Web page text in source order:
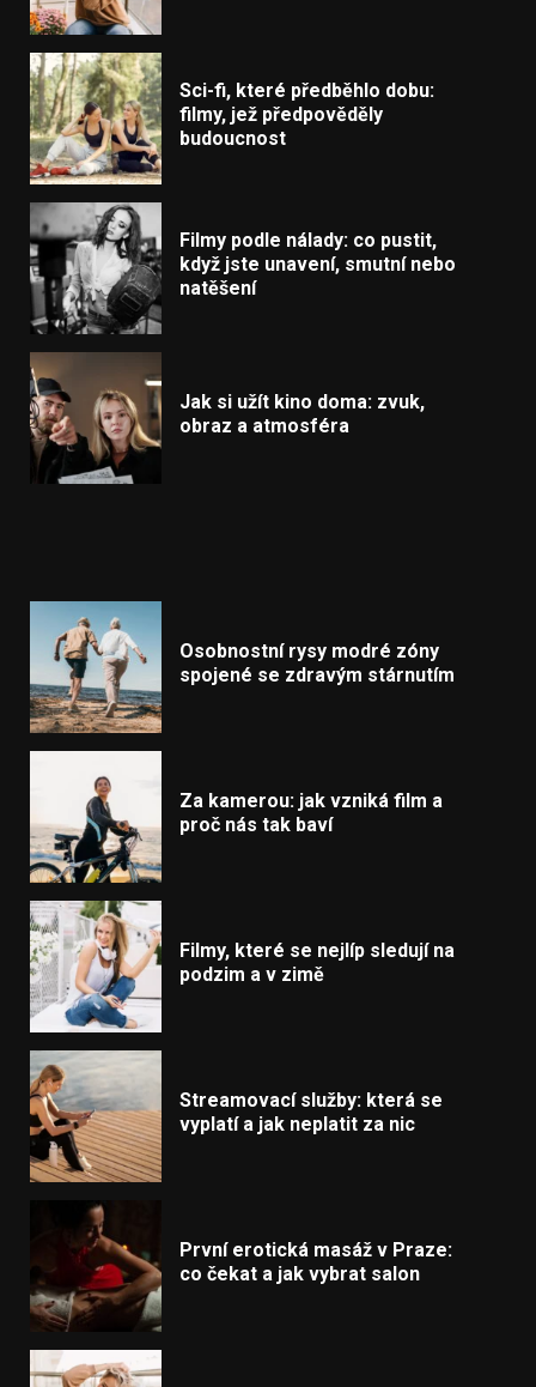
Sci-fi, které předběhlo dobu:
filmy, jež předpověděly
budoucnost
Filmy podle nálady: co pustit,
když jste unavení, smutní nebo
natěšení
Jak si užít kino doma: zvuk,
obraz a atmosféra
Osobnostní rysy modré zóny
spojené se zdravým stárnutím
Za kamerou: jak vzniká film a
proč nás tak baví
Filmy, které se nejlíp sledují na
podzim a v zimě
Streamovací služby: která se
vyplatí a jak neplatit za nic
První erotická masáž v Praze:
co čekat a jak vybrat salon